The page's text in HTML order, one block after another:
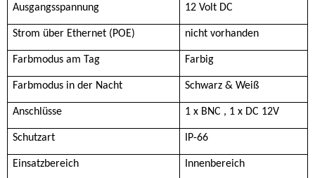
Ausgangsspannung 12 Volt DC
Strom über Ethernet (POE) nicht vorhanden
Farbmodus am Tag Farbig
Farbmodus in der Nacht Schwarz & Weiß
Anschlüsse 1 x BNC , 1 x DC 12V
Schutzart IP-66
Einsatzbereich Innenbereich